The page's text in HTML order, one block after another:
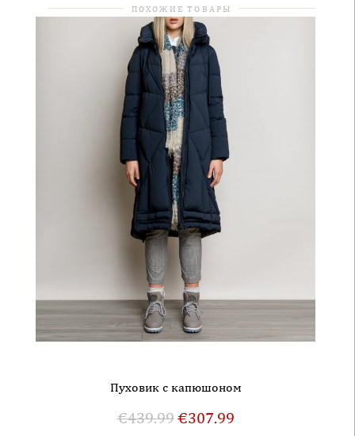
ПОХОЖИЕ ТОВАРЫ
Пуховик с капюшоном
€439.99€307.99